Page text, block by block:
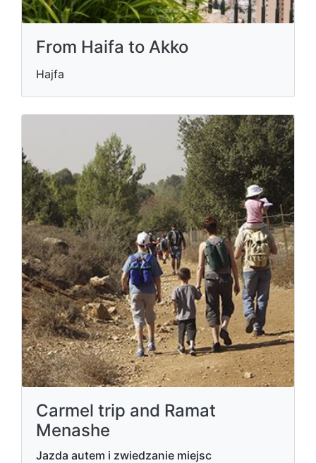
From Haifa to Akko
Hajfa
Carmel trip and Ramat
Menashe
Jazda autem i zwiedzanie miejsc